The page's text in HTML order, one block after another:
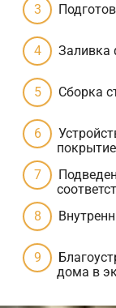
Заливка
Сборка
дома в